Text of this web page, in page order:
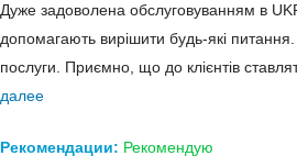
Дуже задоволена обслуговуванням в
допомагають вирішити будь-які питання.
послуги. Приємно, що до клієнтів
далее
Рекомендации: Рекомендую